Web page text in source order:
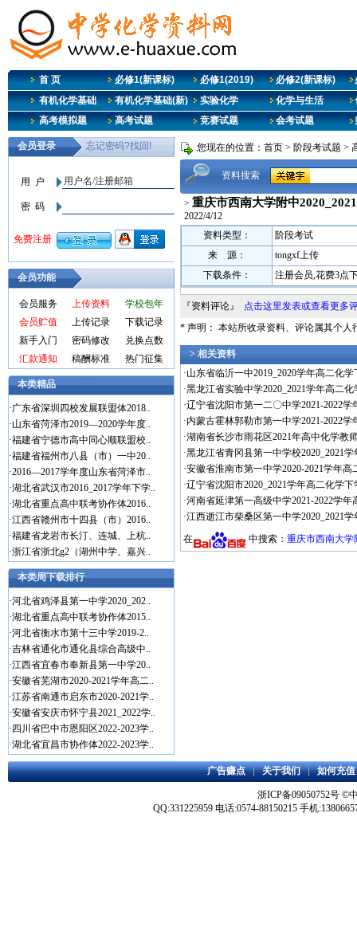
首 页 必修1(新课标) 必修1(2019) 必修2(新课标)
有机化学基础
有机化学基础(新) 实验化学 化学与生活
高考模拟题
高考试题 竞赛试题 会考试题
会员功能
会员服务 上传资料
学校包年
会员贮值
上传记录
下载记录
新手入门
密码修改
兑换点数
汇款通知
稿酬标准 热门征集
本类精品
·广东省深圳四校发展联盟体2018..
·山东省菏泽市2019—2020学年度..
·福建省宁德市高中同心顺联盟校..
·福建省福州市八县（市）一中20..
·2016—2017学年度山东省菏泽市..
·湖北省武汉市2016_2017学年下学..
·湖北省重点高中联考协作体2016..
·江西省赣州市十四县（市）2016..
·福建省龙岩市长汀、连城、上杭..
·浙江省浙北g2（湖州中学、嘉兴..
本类周下载排行
·河北省鸡泽县第一中学2020_202..
·湖北省重点高中联考协作体2015..
·河北省衡水市第十三中学2019-2..
·吉林省通化市通化县综合高级中..
·江西省宜春市奉新县第一中学20..
·安徽省芜湖市2020-2021学年高二..
·江苏省南通市启东市2020-2021学..
·安徽省安庆市怀宁县2021_2022学..
· 四川省巴中市恩阳区2022-2023学..
·湖北省宜昌市协作体2022-2023学..
您现在的位置： 首页 > 阶段考试题 >
资料搜索
> 重庆市西南大学附中
2022/4/12
资料类型：
阶段考试
来 源：
tongxf上传
下载条件：
注册会员,花费3点
『资料评论』 点击这里发表或查看更多
* 声明： 本站所收录资料、评论属其个人
> 相关资料
·山东省临沂一中2019_2020学年高二化
·黑龙江省实验中学2020_2021学年高二
·辽宁省沈阳市第一二〇中学2021-2022
·内蒙古霍林郭勒市第一中学2021-2022
·湖南省长沙市雨花区2021年高中化学教
·黑龙江省青冈县第一中学校2020_2021
·安徽省淮南市第一中学2020-2021学年
·辽宁省沈阳市2020_2021学年高二化学
·河南省延津第一高级中学2021-2022学
·江西逝江市柴桑区第一中学2020_2021
在
中搜索： 重庆市西南大学
广告赚点|关于我们|如何充值
浙ICP备09050752号 ©
QQ:331225959 电话:0574-88150215 手机